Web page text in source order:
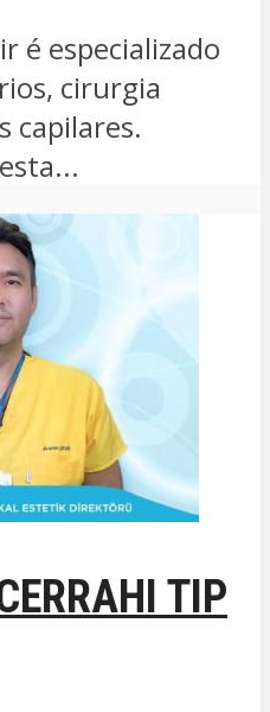
é especializado
cirurgia
capilares.
TIP